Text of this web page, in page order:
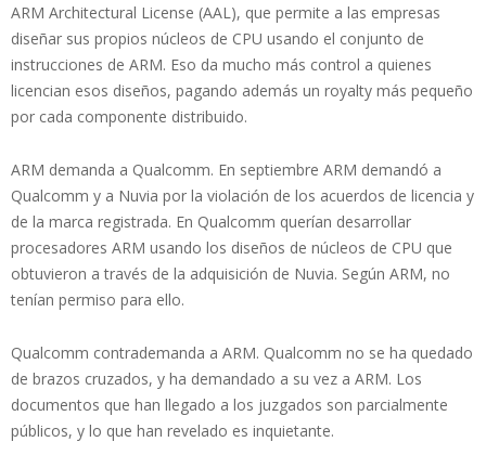
ARM Architectural License (AAL), que permite a las empresas
diseñar sus propios núcleos de CPU usando el conjunto de
instrucciones de ARM. Eso da mucho más control a quienes
licencian esos diseños, pagando además un royalty más pequeño
por cada componente distribuido.
ARM demanda a Qualcomm. En septiembre ARM demandó a
Qualcomm y a Nuvia por la violación de los acuerdos de licencia y
de la marca registrada. En Qualcomm querían desarrollar
procesadores ARM usando los diseños de núcleos de CPU que
obtuvieron a través de la adquisición de Nuvia. Según ARM, no
tenían permiso para ello.
Qualcomm contrademanda a ARM. Qualcomm no se ha quedado
de brazos cruzados, y ha demandado a su vez a ARM. Los
documentos que han llegado a los juzgados son parcialmente
públicos, y lo que han revelado es inquietante.